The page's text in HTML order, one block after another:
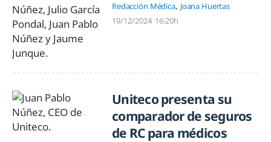
Redacción Médica Joana Huertas
19/12/2024 16:20h
Uniteco presenta su
comparador de seguros
de RC para médicos